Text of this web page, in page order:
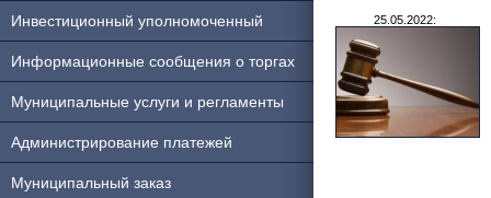
Инвестиционный уполномоченный
Информационные сообщения о торгах
Муниципальные услуги и регламенты
Администрирование платежей
Муниципальный заказ
25.05.2022: